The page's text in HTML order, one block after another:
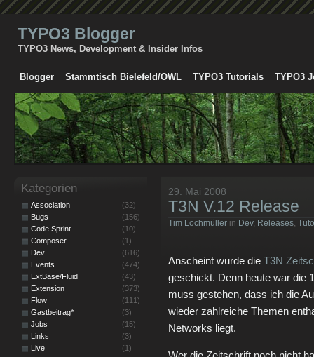
TYPO3 Blogger
TYPO3 News, Development & Insider Infos
Blogger Stammtisch Bielefeld/OWL TYPO3 Tutorials TYPO3
29. Mai 2008
T3N V.12 Release
Tim Lochmüller in Dev, Releases,
Anscheint wurde die T3N
geschickt. Denn heute war die
muss gestehen, dass ich die
wieder zahlreiche Themen
Networks liegt.
Kategorien
Association
(32)
Bugs
(156)
Code Sprint
(10)
Composer
(1)
Dev
(616)
Events
(474)
ExtBase/Fluid
(43)
Extension
(373)
Flow
(111)
Gastbeitrag*
(3)
Jobs
(15)
Links
(3)
Live
(1)